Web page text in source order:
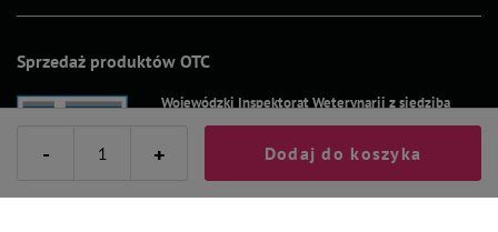
- + Dodaj do koszyka
Sprzedaż produktów OTC
Wojewódzki Inspektorat Weterynarii z siedzibą
ul. Kazimierzowska 29